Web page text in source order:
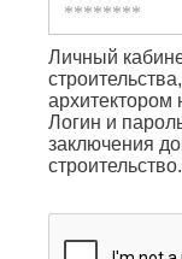
Личный
архитектором
Логин и
заключения
строительство.